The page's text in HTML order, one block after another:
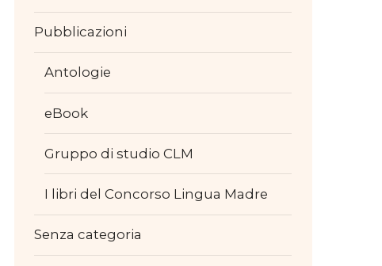
Pubblicazioni
Antologie
eBook
Gruppo di studio CLM
I libri del Concorso Lingua Madre
Senza categoria